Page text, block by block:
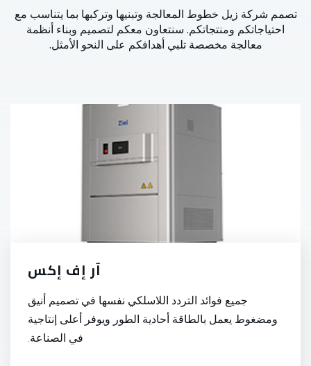
تصمم شركة زيل خطوط المعالجة وتبنيها وتركبها بما يتناسب مع
احتياجاتكم ومنتجاتكم. سنتعاون معكم لتصميم وبناء أنظمة
معالجة مخصصة تلبي أهدافكم على النحو الأمثل.
آر إف إكس
جميع فوائد التردد اللاسلكي نفسها في تصميم أنيق
ومضغوط يعمل بالطاقة أحادية الطور ويوفر أعلى إنتاجية
في الصناعة.